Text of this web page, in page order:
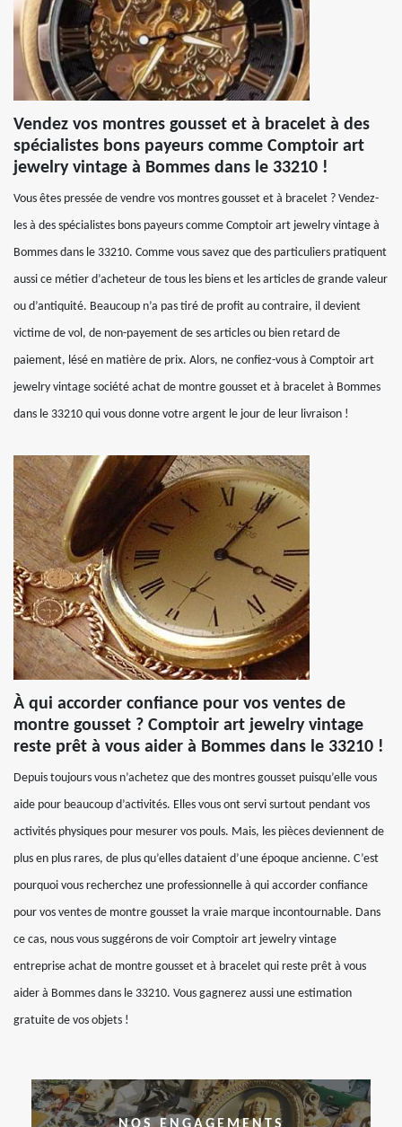
Vendez vos montres gousset et à bracelet à des
spécialistes bons payeurs comme Comptoir art
jewelry vintage à Bommes dans le 33210 !
Vous êtes pressée de vendre vos montres gousset et à bracelet ? Vendez-
les à des spécialistes bons payeurs comme Comptoir art jewelry vintage à
Bommes dans le 33210. Comme vous savez que des particuliers pratiquent
aussi ce métier d’acheteur de tous les biens et les articles de grande valeur
ou d’antiquité. Beaucoup n’a pas tiré de profit au contraire, il devient
victime de vol, de non-payement de ses articles ou bien retard de
paiement, lésé en matière de prix. Alors, ne confiez-vous à Comptoir art
jewelry vintage société achat de montre gousset et à bracelet à Bommes
dans le 33210 qui vous donne votre argent le jour de leur livraison !
À qui accorder confiance pour vos ventes de
montre gousset ? Comptoir art jewelry vintage
reste prêt à vous aider à Bommes dans le 33210 !
Depuis toujours vous n’achetez que des montres gousset puisqu’elle vous
aide pour beaucoup d’activités. Elles vous ont servi surtout pendant vos
activités physiques pour mesurer vos pouls. Mais, les pièces deviennent de
plus en plus rares, de plus qu’elles dataient d’une époque ancienne. C’est
pourquoi vous recherchez une professionnelle à qui accorder confiance
pour vos ventes de montre gousset la vraie marque incontournable. Dans
ce cas, nous vous suggérons de voir Comptoir art jewelry vintage
entreprise achat de montre gousset et à bracelet qui reste prêt à vous
aider à Bommes dans le 33210. Vous gagnerez aussi une estimation
gratuite de vos objets !